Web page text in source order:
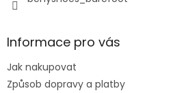
Informace pro vás
Jak nakupovat
Způsob dopravy a platby